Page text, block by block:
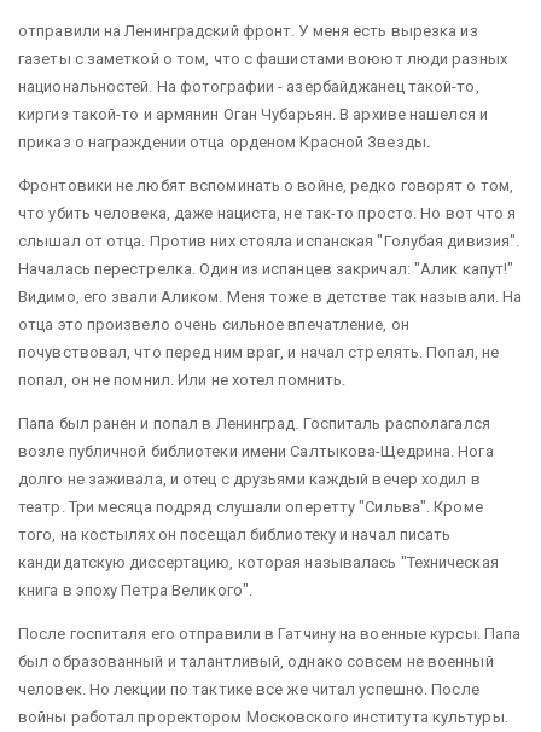
отправили на Ленинградский фронт. У меня есть вырезка из
газеты с заметкой о том, что с фашистами воюют люди разных
национальностей. На фотографии - азербайджанец такой-то,
киргиз такой-то и армянин Оган Чубарьян. В архиве нашелся и
приказ о награждении отца орденом Красной Звезды.
Фронтовики не любят вспоминать о войне, редко говорят о том,
что убить человека, даже нациста, не так-то просто. Но вот что я
слышал от отца. Против них стояла испанская "Голубая дивизия".
Началась перестрелка. Один из испанцев закричал: "Алик капут!"
Видимо, его звали Аликом. Меня тоже в детстве так называли. На
отца это произвело очень сильное впечатление, он
почувствовал, что перед ним враг, и начал стрелять. Попал, не
попал, он не помнил. Или не хотел помнить.
Папа был ранен и попал в Ленинград. Госпиталь располагался
возле публичной библиотеки имени Салтыкова-Щедрина. Нога
долго не заживала, и отец с друзьями каждый вечер ходил в
театр. Три месяца подряд слушали оперетту "Сильва". Кроме
того, на костылях он посещал библиотеку и начал писать
кандидатскую диссертацию, которая называлась "Техническая
книга в эпоху Петра Великого".
После госпиталя его отправили в Гатчину на военные курсы. Папа
был образованный и талантливый, однако совсем не военный
человек. Но лекции по тактике все же читал успешно. После
войны работал проректором Московского института культуры.